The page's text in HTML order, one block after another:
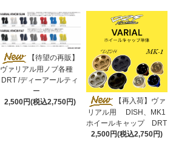
【待望の再販】
ヴァリアル用ノブ各種
DRT /ディーアールティ
ー
2,500円(税込2,750円)
【再入荷】ヴァ
リアル用 DISH、MK1
ホイールキャップ DRT
2,500円(税込2,750円)